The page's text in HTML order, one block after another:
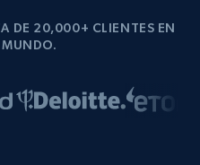
DE 20,000+ CLIENTES EN